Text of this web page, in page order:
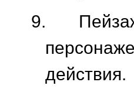
9.
действия.